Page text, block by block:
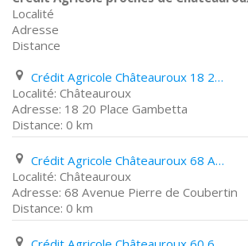
Localité
Adresse
Distance
Crédit Agricole Châteauroux 18 20 Place Gambetta
Châteauroux
18 20 Place Gambetta
0 km
Crédit Agricole Châteauroux 68 Avenue Pierre de Coubertin
Châteauroux
68 Avenue Pierre de Coubertin
0 km